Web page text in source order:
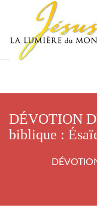
DÉVOTION
biblique :